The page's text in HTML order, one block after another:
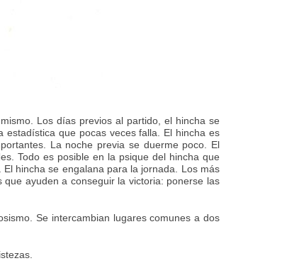
Los días previos al partido, el hincha se
estadística que pocas veces falla. El hincha es
La noche previa se duerme poco. El
Todo es posible en la psique del hincha que
hincha se engalana para la jornada. Los más
ayuden a conseguir la victoria: ponerse las
Se intercambian lugares comunes a dos